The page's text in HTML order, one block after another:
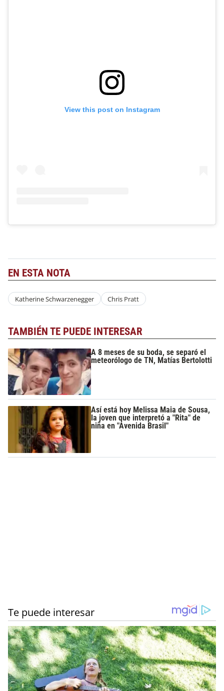
View this post on Instagram
EN ESTA NOTA
Katherine Schwarzenegger Chris Pratt
TAMBIÉN TE PUEDE INTERESAR
A 8 meses de su boda, se separó el
meteorólogo de TN, Matías Bertolotti
Así está hoy Melissa Maia de Sousa,
la joven que interpretó a "Rita" de
niña en "Avenida Brasil"